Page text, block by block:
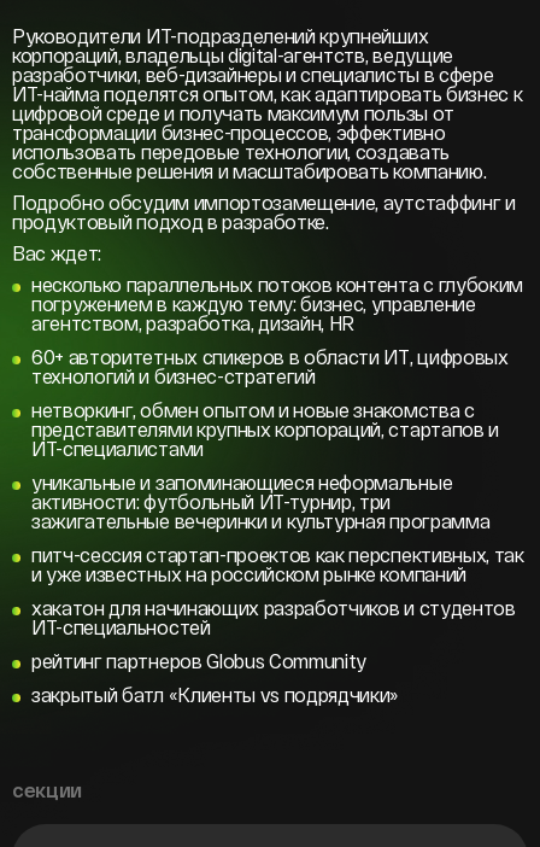
Руководители ИТ-подразделений крупнейших
корпораций, владельцы digital-агентств, ведущие
разработчики, веб-дизайнеры и специалисты в сфере
ИТ-найма поделятся опытом, как адаптировать бизнес к
цифровой среде и получать максимум пользы от
трансформации бизнес-процессов, эффективно
использовать передовые технологии, создавать
собственные решения и масштабировать компанию.
Подробно обсудим импортозамещение, аутстаффинг и
продуктовый подход в разработке.
Вас ждет:
несколько параллельных потоков контента с глубоким
погружением в каждую тему: бизнес, управление
агентством, разработка, дизайн, HR
60+ авторитетных спикеров в области ИТ, цифровых
технологий и бизнес-стратегий
нетворкинг, обмен опытом и новые знакомства с
представителями крупных корпораций, стартапов и
ИТ-специалистами
уникальные и запоминающиеся неформальные
активности: футбольный ИТ-турнир, три
зажигательные вечеринки и культурная программа
питч-сессия стартап-проектов как перспективных, так
и уже известных на российском рынке компаний
хакатон для начинающих разработчиков и студентов
ИТ-специальностей
рейтинг партнеров Globus Community
закрытый батл «Клиенты vs подрядчики»
секции